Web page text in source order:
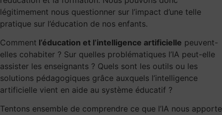
légitimement nous questionner sur l’impact d’une telle
pratique sur l’éducation de nos enfants.
Comment l’éducation et l’intelligence artificielle peuvent-
elles cohabiter ? Sur quelles problématiques l’IA peut-elle
assister les enseignants ? Quels sont les outils ou les
solutions pédagogiques grâce auxquels l’intelligence
artificielle vient en aide au système éducatif ?
Tentons ensemble de comprendre ce que l’IA nous apporte